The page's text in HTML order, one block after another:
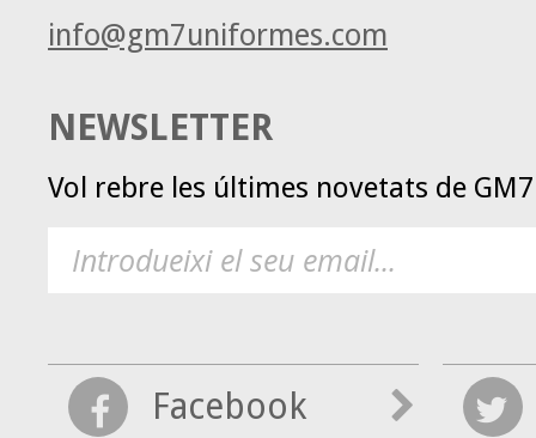
info@gm7uniformes.com
NEWSLETTER
Vol rebre les últimes novetats de
Facebook